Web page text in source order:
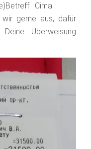
Cima
wir gerne aus, dafür
Überweisung